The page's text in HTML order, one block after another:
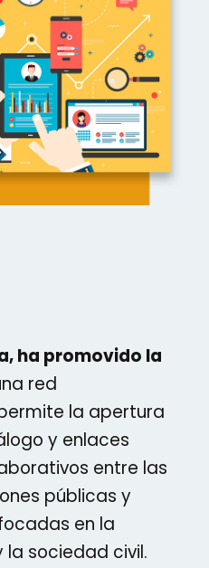
ha promovido la
red
la apertura
y enlaces
entre las
públicas y
en la
sociedad civil.